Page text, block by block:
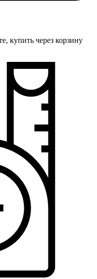
купить через корзину